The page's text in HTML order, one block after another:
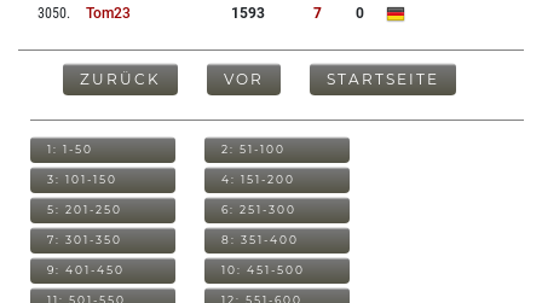
3050. Tom23 1593 7 0
ZURÜCK VOR STARTSEITE
1: 1-50 2: 51-100
3: 101-150 4: 151-200
5: 201-250 6: 251-300
7: 301-350 8: 351-400
9: 401-450 10: 451-500
11: 501-550 12: 551-600